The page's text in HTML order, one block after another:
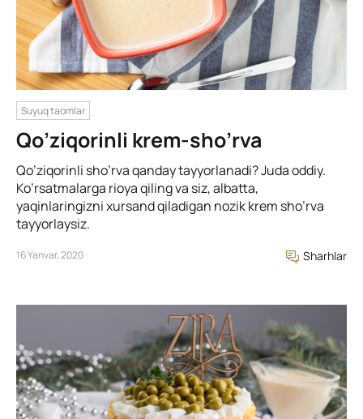
Suyuq taomlar
Qo’ziqorinli krem-sho’rva
Qo’ziqorinli sho’rva qanday tayyorlanadi? Juda oddiy.
Ko’rsatmalarga rioya qiling va siz, albatta,
yaqinlaringizni xursand qiladigan nozik krem sho’rva
tayyorlaysiz.
16 Yanvar, 2020 Sharhlar